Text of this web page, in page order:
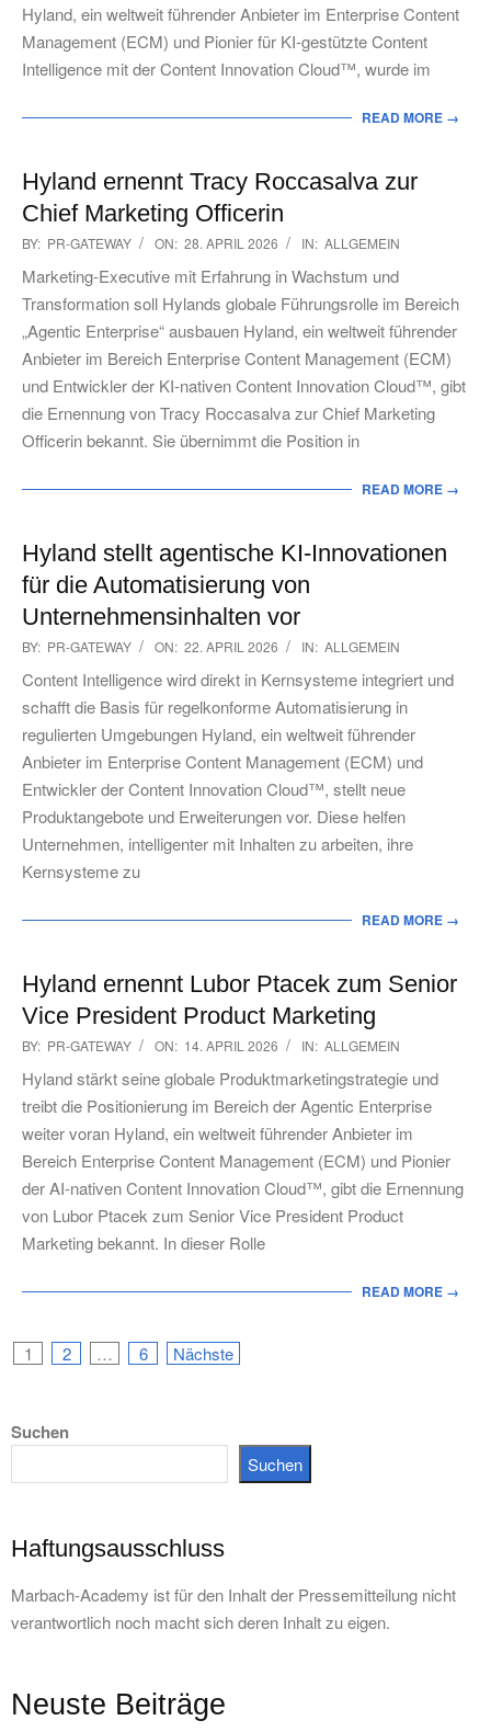
Hyland, ein weltweit führender Anbieter im Enterprise Content
Management (ECM) und Pionier für KI-gestützte Content
Intelligence mit der Content Innovation Cloud™, wurde im
READ MORE →
Hyland ernennt Tracy Roccasalva zur
Chief Marketing Officerin
2026-
04-
28
BY: PR-GATEWAY ON: 28. APRIL 2026 IN: ALLGEMEIN
Marketing-Executive mit Erfahrung in Wachstum und
Transformation soll Hylands globale Führungsrolle im Bereich
„Agentic Enterprise“ ausbauen Hyland, ein weltweit führender
Anbieter im Bereich Enterprise Content Management (ECM)
und Entwickler der KI-nativen Content Innovation Cloud™, gibt
die Ernennung von Tracy Roccasalva zur Chief Marketing
Officerin bekannt. Sie übernimmt die Position in
READ MORE →
Hyland stellt agentische KI-Innovationen
für die Automatisierung von
Unternehmensinhalten vor
2026-
04-
22
BY: PR-GATEWAY ON: 22. APRIL 2026 IN: ALLGEMEIN
Content Intelligence wird direkt in Kernsysteme integriert und
schafft die Basis für regelkonforme Automatisierung in
regulierten Umgebungen Hyland, ein weltweit führender
Anbieter im Enterprise Content Management (ECM) und
Entwickler der Content Innovation Cloud™, stellt neue
Produktangebote und Erweiterungen vor. Diese helfen
Unternehmen, intelligenter mit Inhalten zu arbeiten, ihre
Kernsysteme zu
READ MORE →
Hyland ernennt Lubor Ptacek zum Senior
Vice President Product Marketing
2026-
04-
14
BY: PR-GATEWAY ON: 14. APRIL 2026 IN: ALLGEMEIN
Hyland stärkt seine globale Produktmarketingstrategie und
treibt die Positionierung im Bereich der Agentic Enterprise
weiter voran Hyland, ein weltweit führender Anbieter im
Bereich Enterprise Content Management (ECM) und Pionier
der AI-nativen Content Innovation Cloud™, gibt die Ernennung
von Lubor Ptacek zum Senior Vice President Product
Marketing bekannt. In dieser Rolle
READ MORE →
Seitennummerierung
Beiträge
1 2 … 6 Nächste
Suchen
Suchen
Haftungsausschluss
Marbach-Academy ist für den Inhalt der Pressemitteilung nicht
verantwortlich noch macht sich deren Inhalt zu eigen.
Neuste Beiträge